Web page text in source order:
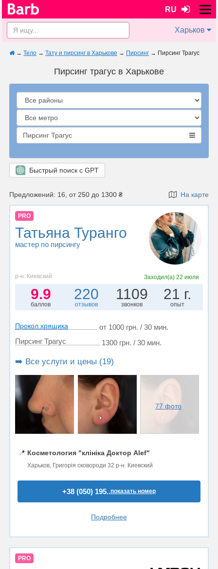
RU
Харьков
→ Тело → Тату и пирсинг в Харькове → Пирсинг → Пирсинг Трагус
Пирсинг трагус в Харькове
Пирсинг Трагус
Быстрый поиск с GPT
Предложений: 16, от 250 до 1300 ₴ На карте
PRO
Татьяна Туранго
мастер по пирсингу
р-н. Киевский Заходил(а)22 июля
9.9
баллов
220
отзывов
1109
звонков
21 г.
опыт
Прокол хрящика
от 1000 грн. / 30 мин.
Пирсинг Трагус
1300 грн. / 30 мин.
➡️ Все услуги и цены (19)
77 фото
📍 Косметология "клініка Доктор Alef"
Харьков, Григорія сковороди 32 р-н. Киевский
+38 (050) 195..показать номер
Подробнее
PRO